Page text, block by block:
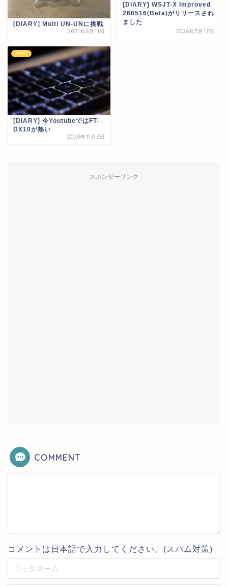
[DIARY] Multi UN-UNに挑戦
2021年6月11日
[DIARY] WSJT-X Improved
260516(Beta)がリリースされ
ました
2026年5月17日
DIARY
[DIARY] 今YoutubeではFT-
DX10が熱い
2020年11月3日
スポンサーリンク
COMMENT
コメントは日本語で入力してください。(スパム対策)